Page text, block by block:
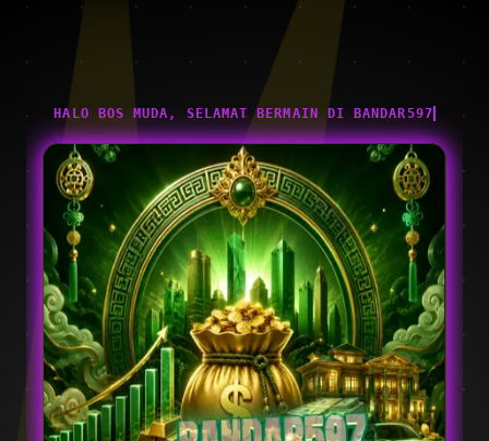
HALO BOS MUDA, SELAMAT BERMAIN DI BANDAR597